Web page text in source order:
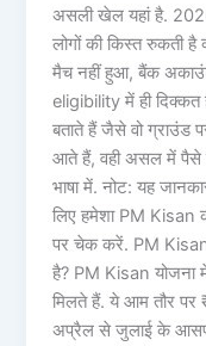
असली खेल यहां है.
लोगों की किस्त रुकती है
मैच नहीं हुआ, बैंक
eligibility में ही दिक्कत
बताते हैं जैसे वो ग्राउंड
आते हैं, वही असल में पैसे
भाषा में. नोट: यह
लिए हमेशा PM Kisan
पर चेक करें. PM
है? PM Kisan योजना
मिलते हैं. ये आम तौर
अप्रैल से जुलाई के